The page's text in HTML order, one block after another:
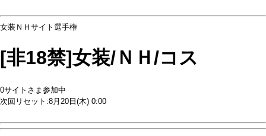
女装ＮＨサイト選手権
[非18禁]女装/ＮＨ/コス
0サイトさま参加中
次回リセット:8月20日(木) 0:00